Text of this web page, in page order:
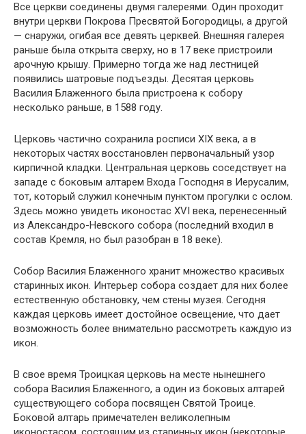
Все церкви соединены двумя галереями. Один проходит
внутри церкви Покрова Пресвятой Богородицы, а другой
— снаружи, огибая все девять церквей. Внешняя галерея
раньше была открыта сверху, но в 17 веке пристроили
арочную крышу. Примерно тогда же над лестницей
появились шатровые подъезды. Десятая церковь
Василия Блаженного была пристроена к собору
несколько раньше, в 1588 году.
Церковь частично сохранила росписи XIX века, а в
некоторых частях восстановлен первоначальный узор
кирпичной кладки. Центральная церковь соседствует на
западе с боковым алтарем Входа Господня в Иерусалим,
тот, который служил конечным пунктом прогулки с ослом.
Здесь можно увидеть иконостас XVI века, перенесенный
из Александро-Невского собора (последний входил в
состав Кремля, но был разобран в 18 веке).
Собор Василия Блаженного хранит множество красивых
старинных икон. Интерьер собора создает для них более
естественную обстановку, чем стены музея. Сегодня
каждая церковь имеет достойное освещение, что дает
возможность более внимательно рассмотреть каждую из
икон.
В свое время Троицкая церковь на месте нынешнего
собора Василия Блаженного, а один из боковых алтарей
существующего собора посвящен Святой Троице.
Боковой алтарь примечателен великолепным